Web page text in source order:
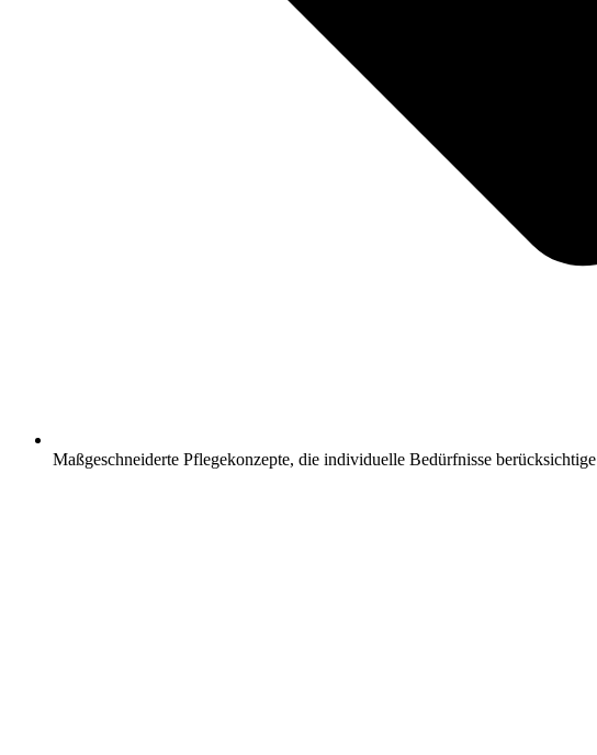
Maßgeschneiderte Pflegekonzepte, die individuelle Bedürfnisse berücksichtige